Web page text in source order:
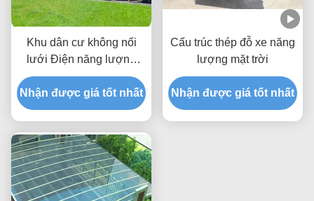
Khu dân cư không nối
lưới Điện năng lượng
mặt trời Bãi đậu xe Giá
đỡ PV Carport
Nhận được giá tốt nhất
Cấu trúc thép đỗ xe năng
lượng mặt trời
Nhận được giá tốt nhất